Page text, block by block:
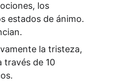
los
estados de ánimo.
la tristeza,
través de 10